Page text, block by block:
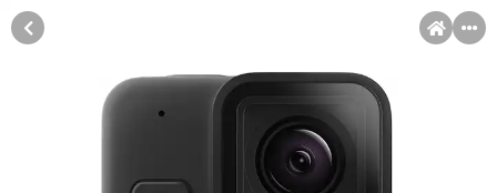
Račun